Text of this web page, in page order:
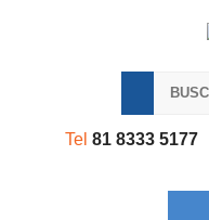
Tel 81 8333 5177